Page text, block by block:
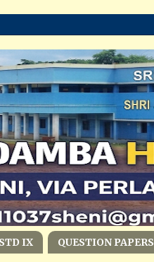
STD IX QUESTION PAPERS